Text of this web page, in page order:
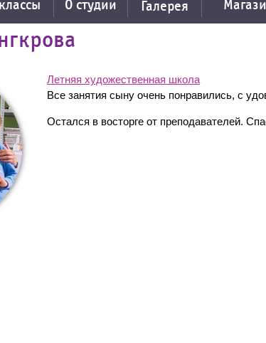
О студии Галерея
Летняя художественная школа
Все занятия сыну очень понравились, с
Остался в восторге от преподавателей.